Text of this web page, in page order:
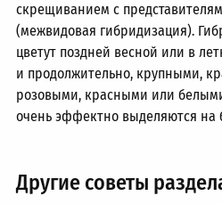
скрещиванием с
(межвидовая гибридизация).
цветут поздней весной или в
и продолжительно, крупными,
розовыми, красными или
очень эффектно выделяются на
Другие советы